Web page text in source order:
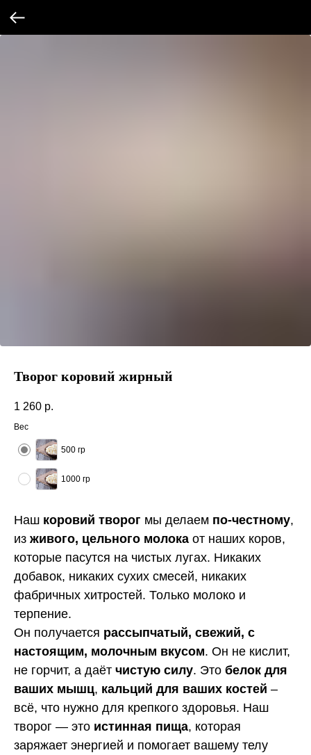
Творог коровий жирный
1 260 р.
Вес
500 гр
1000 гр
Наш коровий творог мы делаем по-честному,
из живого, цельного молока от наших коров,
которые пасутся на чистых лугах. Никаких
добавок, никаких сухих смесей, никаких
фабричных хитростей. Только молоко и
терпение.
Он получается рассыпчатый, свежий, с
настоящим, молочным вкусом. Он не кислит,
не горчит, а даёт чистую силу. Это белок для
ваших мышц, кальций для ваших костей –
всё, что нужно для крепкого здоровья. Наш
творог — это истинная пища, которая
заряжает энергией и помогает вашему телу